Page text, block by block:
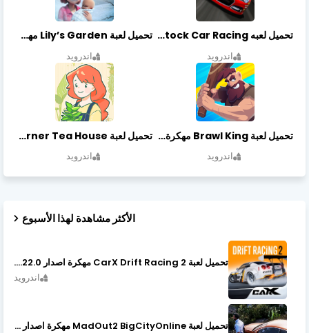
تحميل لعبه Stock Car Racing مهكرة أخر إصدار
اندرويد
تحميل لعبة Lily’s Garden مهكرة أخر إصدار
اندرويد
تحميل لعبة Brawl King مهكرة أخر إصدار
اندرويد
تحميل لعبة Little Corner Tea House مهكرة أخر إصدار
اندرويد
الأكثر مشاهدة لهذا الأسبوع
تحميل لعبة CarX Drift Racing 2 مهكرة اصدار v1.22.0
اندرويد
تحميل لعبة MadOut2 BigCityOnline مهكرة اصدار v10.48